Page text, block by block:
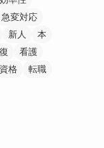
急変対応
新人
本
看護
資格
転職